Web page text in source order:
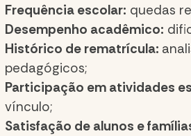
Frequência escolar: quedas
Desempenho acadêmico:
Histórico de rematrícula:
pedagógicos;
Participação em atividades
vínculo;
Satisfação de alunos e